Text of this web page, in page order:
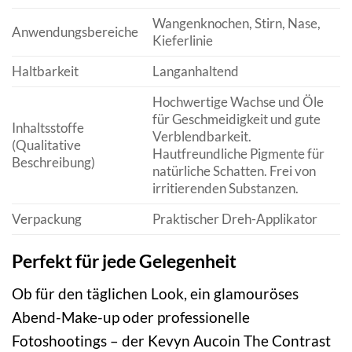
Anwendungsbereiche
Wangenknochen, Stirn, Nase,
Kieferlinie
Haltbarkeit
Langanhaltend
Inhaltsstoffe
(Qualitative
Beschreibung)
Hochwertige Wachse und Öle
für Geschmeidigkeit und gute
Verblendbarkeit.
Hautfreundliche Pigmente für
natürliche Schatten. Frei von
irritierenden Substanzen.
Verpackung
Praktischer Dreh-Applikator
Perfekt für jede Gelegenheit
Ob für den täglichen Look, ein glamouröses
Abend-Make-up oder professionelle
Fotoshootings – der Kevyn Aucoin The Contrast